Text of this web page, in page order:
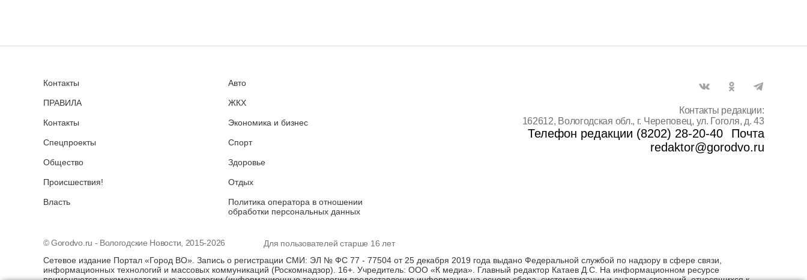
Контакты
ПРАВИЛА
Контакты
Спецпроекты
Общество
Происшествия!
Власть
Авто
ЖКХ
Экономика и бизнес
Спорт
Здоровье
Отдых
Политика оператора в отношении
обработки персональных данных
Контакты редакции:
162612, Вологодская обл., г. Череповец, ул. Гоголя, д. 43
Телефон редакции (8202) 28-20-40
Почта
redaktor@gorodvo.ru
© Gorodvo.ru - Вологодские Новости, 2015-2026
Для пользователей старше 16 лет
Сетевое издание Портал «Город ВО». Запись о регистрации СМИ: ЭЛ № ФС 77 - 77504 от 25 декабря 2019 года выдано Федеральной службой по надзору в сфере связи,
информационных технологий и массовых коммуникаций (Роскомнадзор). 16+. Учредитель: ООО «К медиа». Главный редактор Катаев Д.С. На информационном ресурсе